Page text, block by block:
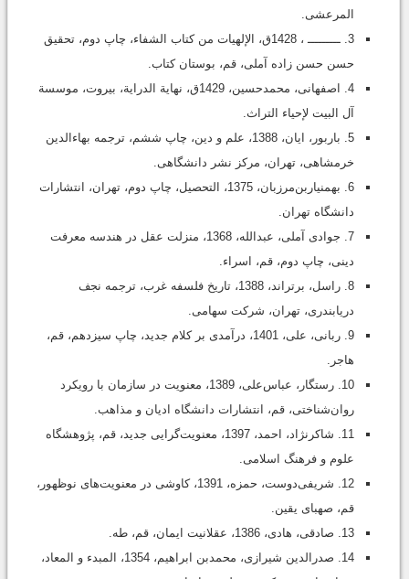
المرعشی.
3. ـــــــــ ، 1428ق، الإلهیات من کتاب الشفاء، چاپ دوم، تحقیق
حسن حسن زاده آملی، قم، بوستان کتاب.
4. اصفهانى، محمدحسین‏، 1429ق، نهایة الدرایة، بیروت، موسسة
آل البیت لإحیاء التراث‏.
5. باربور، ایان، 1388، علم و دین، چاپ ششم، ترجمه بهاءالدین
خرمشاهی، تهران، مرکز نشر دانشگاهی.
6. بهمنیاربن‌مرزبان، 1375، التحصیل، چاپ دوم، تهران، انتشارات
دانشگاه تهران.
7. جوادی آملی، عبدالله، 1368، منزلت عقل در هندسه معرفت
دینی، چاپ دوم، قم، اسراء.
8. راسل، برتراند، 1388، تاریخ فلسفه غرب، ترجمه نجف
دریابندری، تهران، شرکت سهامی.
9. ربانی، علی، 1401، درآمدی بر کلام جدید، چاپ سیزدهم، قم،
هاجر.
10. رستگار، عباس‌علی، 1389، معنویت در سازمان با رویکرد
روان‌شناختی، قم، انتشارات دانشگاه ادیان و مذاهب.
11. شاکرنژاد، احمد، 1397، معنویت‌گرایی جدید، قم، پژوهشگاه
علوم و فرهنگ اسلامی.
12. شریفی‌دوست، حمزه، 1391، کاوشی در معنویت‌های نوظهور،
قم، صهبای یقین.
13. صادقی، هادی، 1386، عقلانیت ایمان، قم، طه.
14. صدرالدین شیرازی، محمدبن ابراهیم، 1354، المبدء و المعاد،